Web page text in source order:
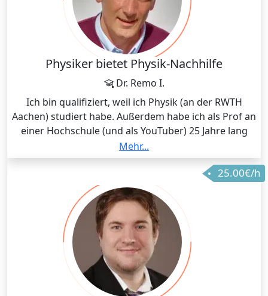
Physiker bietet Physik-Nachhilfe
Dr. Remo I.
Ich bin qualifiziert, weil ich Physik (an der RWTH
Aachen) studiert habe. Außerdem habe ich als Prof an
einer Hochschule (und als YouTuber) 25 Jahre lang
mein Wissen über die Physik vertieft und
unterrichtet.
Mehr...
25.00€/h